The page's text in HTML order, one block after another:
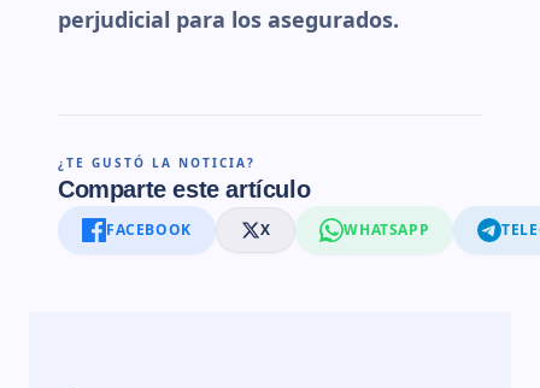
perjudicial para los asegurados.
¿TE GUSTÓ LA NOTICIA?
Comparte este artículo
FACEBOOK X WHATSAPP